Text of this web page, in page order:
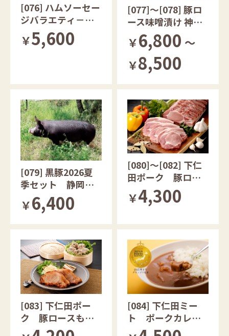
[076] ハムソーセー
ジバラエティ－セ
ット５種類
￥5,600
[077]～[078] 豚ロ
ース味噌漬け 神奈
川県産
￥6,800 ～
￥8,500
[079] 黒豚2026夏
季セット 静岡県
￥6,400
[080]～[082] 下仁
田ポーク 豚ロー
ス肉 群馬県産
￥4,300
[083] 下仁田ポー
ク 豚ロースもろ
み味噌漬け／しも
[084] 下仁田ミー
ト ポークカレ
ー 群馬県産